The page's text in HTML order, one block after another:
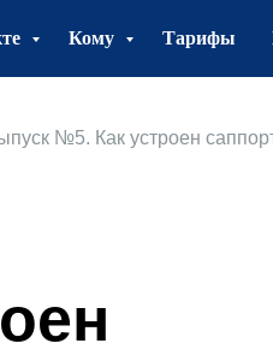
Кому Тарифы
№5. Как устроен